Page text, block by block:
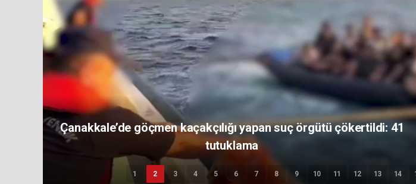
Rantın Gölgesinde Kaybolan Şehirler, Müteahhit mi, Beton Tüccarı
mı?
1 2 3 4 5 6 7 8 9 10 11 12 13 14